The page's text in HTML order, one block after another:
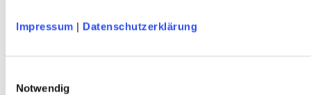
Impressum | Datenschutzerklärung
Notwendig
DAV Murmeltier Kinder T-Shirt